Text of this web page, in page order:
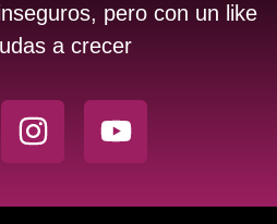
pero con un like
a crecer